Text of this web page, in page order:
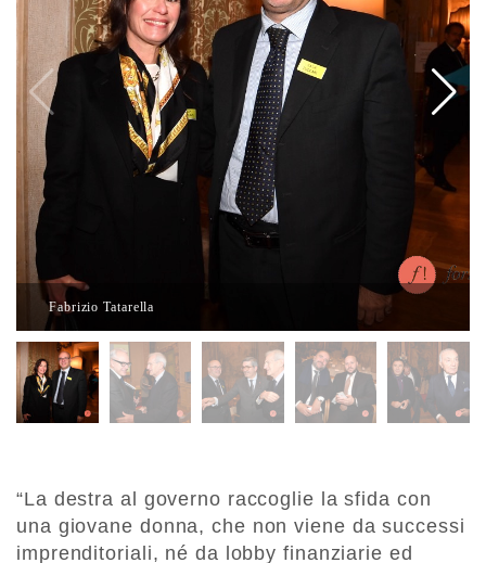
Fabrizio Tatarella
“La destra al governo raccoglie la sfida con
una giovane donna, che non viene da successi
imprenditoriali, né da lobby finanziarie ed